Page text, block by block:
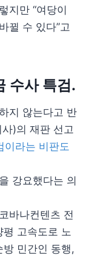
지만 “여당이
뀔 수 있다”고
수사 특검.
지 않는다고 반
)의 재판 선고
이라는 비판도
강요했다는 의
바나컨텐츠 전
고속도로 노
민간인 동행,